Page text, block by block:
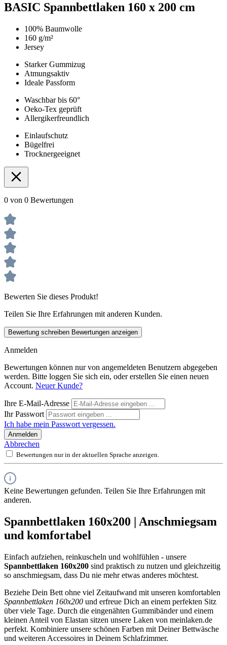
BASIC Spannbettlaken 160 x 200 cm
100% Baumwolle
160 g/m²
Jersey
Starker Gummizug
Atmungsaktiv
Ideale Passform
Waschbar bis 60°
Oeko-Tex geprüft
Allergikerfreundlich
Einlaufschutz
Bügelfrei
Trocknergeeignet
0 von 0 Bewertungen
Bewerten Sie dieses Produkt!
Teilen Sie Ihre Erfahrungen mit anderen Kunden.
Bewertung schreiben Bewertungen anzeigen
Anmelden
Bewertungen können nur von angemeldeten Benutzern abgegeben
werden. Bitte loggen Sie sich ein, oder erstellen Sie einen neuen
Account. Neuer Kunde?
Ihre E-Mail-Adresse
Ihr Passwort
Ich habe mein Passwort vergessen.
Anmelden
Abbrechen
Bewertungen nur in der aktuellen Sprache anzeigen.
Keine Bewertungen gefunden. Teilen Sie Ihre Erfahrungen mit
anderen.
Spannbettlaken 160x200 | Anschmiegsam
und komfortabel
Einfach aufziehen, reinkuscheln und wohlfühlen - unsere
Spannbettlaken 160x200 sind praktisch zu nutzen und gleichzeitig
so anschmiegsam, dass Du nie mehr etwas anderes möchtest.
Beziehe Dein Bett ohne viel Zeitaufwand mit unseren komfortablen
Spannbettlaken 160x200 und erfreue Dich an einem perfekten Sitz
über viele Tage. Durch die eingenähten Gummibänder und einem
kleinen Anteil von Elastan sitzen unsere Laken von meinlaken.de
perfekt. Kombiniere unsere schönen Farben mit Deiner Bettwäsche
und weiteren Accessoires in Deinem Schlafzimmer.